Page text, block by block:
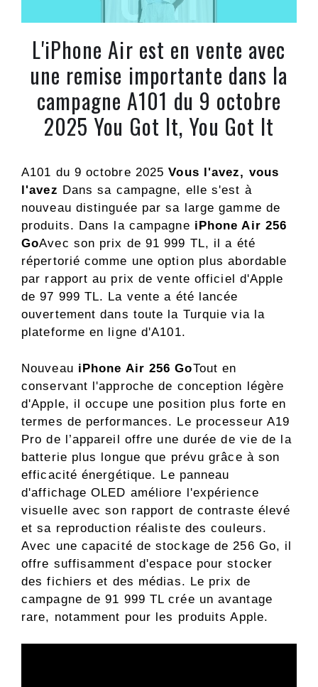
L'iPhone Air est en vente avec
une remise importante dans la
campagne A101 du 9 octobre
2025 You Got It, You Got It
A101 du 9 octobre 2025Vous l'avez, vous
l'avez Dans sa campagne, elle s'est à
nouveau distinguée par sa large gamme de
produits. Dans la campagne iPhone Air 256
GoAvec son prix de 91 999 TL, il a été
répertorié comme une option plus abordable
par rapport au prix de vente officiel d'Apple
de 97 999 TL. La vente a été lancée
ouvertement dans toute la Turquie via la
plateforme en ligne d'A101.
Nouveau iPhone Air 256 GoTout en
conservant l'approche de conception légère
d'Apple, il occupe une position plus forte en
termes de performances. Le processeur A19
Pro de l’appareil offre une durée de vie de la
batterie plus longue que prévu grâce à son
efficacité énergétique. Le panneau
d'affichage OLED améliore l'expérience
visuelle avec son rapport de contraste élevé
et sa reproduction réaliste des couleurs.
Avec une capacité de stockage de 256 Go, il
offre suffisamment d'espace pour stocker
des fichiers et des médias. Le prix de
campagne de 91 999 TL crée un avantage
rare, notamment pour les produits Apple.